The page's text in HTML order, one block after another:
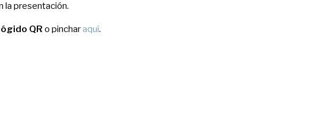
la presentación.
QR o pincharaquí.